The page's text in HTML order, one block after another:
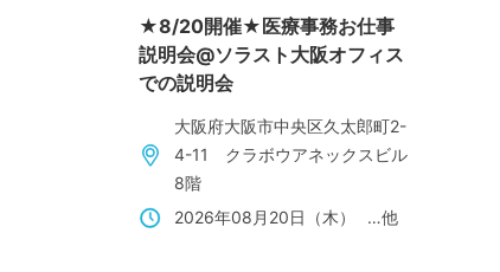
★8/20開催★医療事務お仕事
説明会@ソラスト大阪オフィス
での説明会
大阪府大阪市中央区久太郎町2-
4-11 クラボウアネックスビル
8階
2026年08月20日（木）
…他